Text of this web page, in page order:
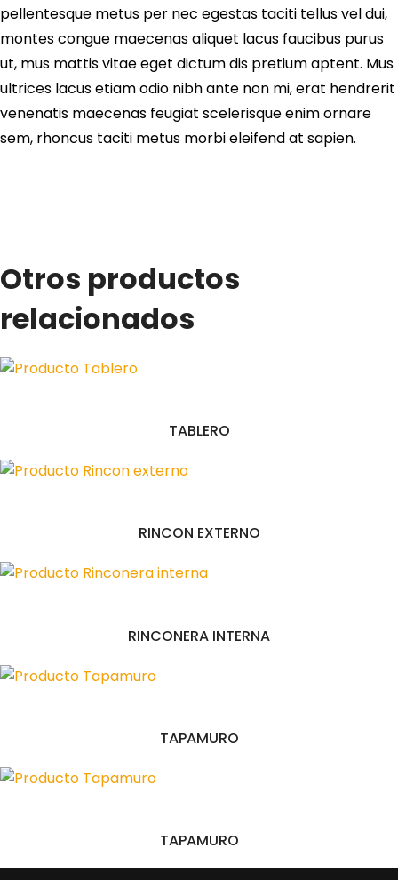
pellentesque metus per nec egestas taciti tellus vel dui,
montes congue maecenas aliquet lacus faucibus purus
ut, mus mattis vitae eget dictum dis pretium aptent. Mus
ultrices lacus etiam odio nibh ante non mi, erat hendrerit
venenatis maecenas feugiat scelerisque enim ornare
sem, rhoncus taciti metus morbi eleifend at sapien.
Otros productos
relacionados
TABLERO
RINCON EXTERNO
RINCONERA INTERNA
TAPAMURO
TAPAMURO